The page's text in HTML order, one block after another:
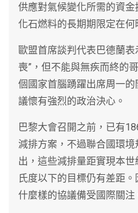
供應對氣候變化所需的資
化石燃料的長期期限定在何
歐盟首席談判代表巴德蘭表
喪”，但不能與無疾而終的
個國家首腦踴躍出席周一
議懷有強烈的政治決心。
巴黎大會召開之前，已有
減排方案，不過聯合國環
出，這些減排量距實現本
氏度以下的目標仍有差距
什麼樣的協議備受國際關注